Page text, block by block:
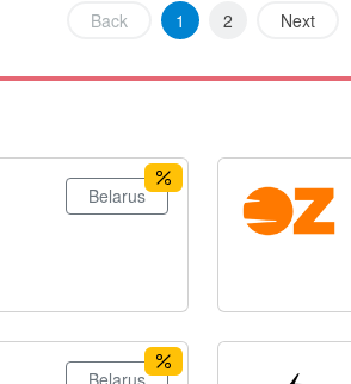
Back 1 2 Next
Belarus
Belarus